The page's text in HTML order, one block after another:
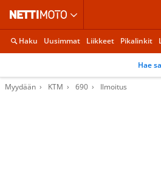
Haku Uusimmat Liikkeet Pikalinkit
Hae
Myydään KTM 690 Ilmoitus